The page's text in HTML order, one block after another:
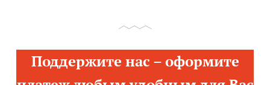
Поддержите нас – оформите